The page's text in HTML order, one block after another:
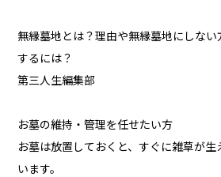
無縁墓地とは？理由や無縁墓地にしな
するには？
第三人生編集部
お墓の維持・管理を任せたい方
お墓は放置しておくと、すぐに雑草が生
います。